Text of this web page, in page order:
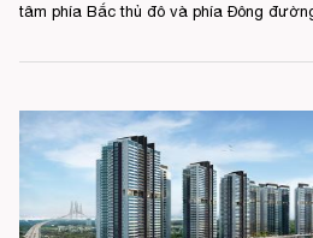
tâm phía Bắc thủ đô và phía Đông